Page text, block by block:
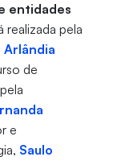
entidades
realizada pela
Arlândia
de
e
Saulo